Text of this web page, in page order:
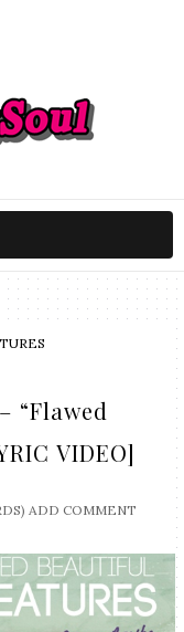
“Flawed
VIDEO]
ADD COMMENT